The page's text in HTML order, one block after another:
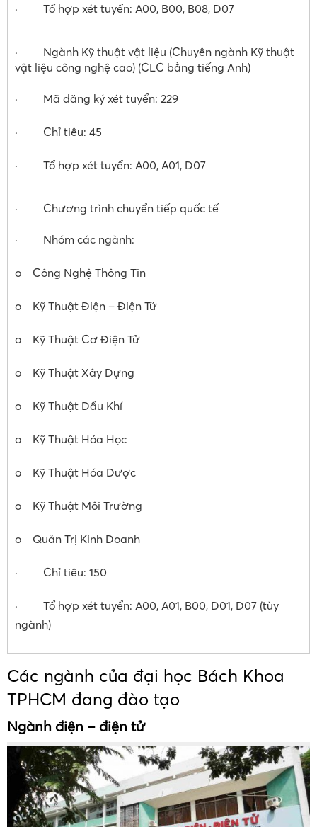
· Tổ hợp xét tuyển: A00, B00, B08, D07
· Ngành Kỹ thuật vật liệu (Chuyên ngành Kỹ thuật
vật liệu công nghệ cao) (CLC bằng tiếng Anh)
· Mã đăng ký xét tuyển: 229
· Chỉ tiêu: 45
· Tổ hợp xét tuyển: A00, A01, D07
· Chương trình chuyển tiếp quốc tế
· Nhóm các ngành:
o Công Nghệ Thông Tin
o Kỹ Thuật Điện – Điện Tử
o Kỹ Thuật Cơ Điện Tử
o Kỹ Thuật Xây Dựng
o Kỹ Thuật Dầu Khí
o Kỹ Thuật Hóa Học
o Kỹ Thuật Hóa Dược
o Kỹ Thuật Môi Trường
o Quản Trị Kinh Doanh
· Chỉ tiêu: 150
· Tổ hợp xét tuyển: A00, A01, B00, D01, D07 (tùy
ngành)
Các ngành của đại học Bách Khoa
TPHCM đang đào tạo
Ngành điện – điện tử